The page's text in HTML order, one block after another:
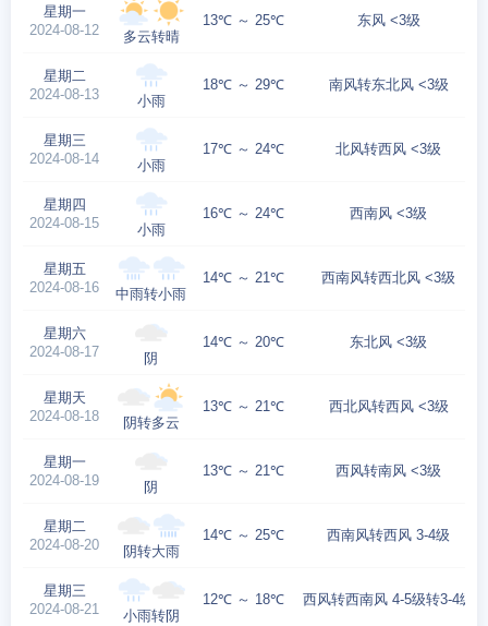
星期一
2024-08-12
多云转晴
13℃ ～ 25℃ 东风 <3级
星期二
2024-08-13
小雨
18℃ ～ 29℃ 南风转东北风 <3级
星期三
2024-08-14
小雨
17℃ ～ 24℃ 北风转西风 <3级
星期四
2024-08-15
小雨
16℃ ～ 24℃ 西南风 <3级
星期五
2024-08-16
中雨转小雨
14℃ ～ 21℃ 西南风转西北风 <3级
星期六
2024-08-17
阴
14℃ ～ 20℃ 东北风 <3级
星期天
2024-08-18
阴转多云
13℃ ～ 21℃ 西北风转西风 <3级
星期一
2024-08-19
阴
13℃ ～ 21℃ 西风转南风 <3级
星期二
2024-08-20
阴转大雨
14℃ ～ 25℃ 西南风转西风 3-4级
星期三
2024-08-21
小雨转阴
12℃ ～ 18℃ 西风转西南风 4-5级转3-4级